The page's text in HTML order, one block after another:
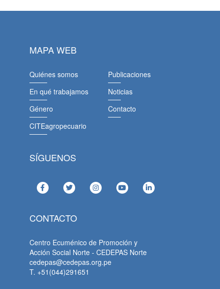
MAPA WEB
Quiénes somos
En qué trabajamos
Género
CITEagropecuario
Publicaciones
Noticias
Contacto
SÍGUENOS
CONTACTO
Centro Ecuménico de Promoción y
Acción Social Norte - CEDEPAS Norte
cedepas@cedepas.org.pe
T. +51(044)291651